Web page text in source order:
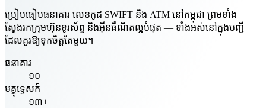
ប្រៀបធៀបធនាគារ លេខកូដ SWIFT និង ATM នៅកម្ពុជា ព្រមទាំង
ស្វែងរកក្រុមហ៊ុនទូរស័ព្ទ និងអ៊ីនធឺណិតល្អបំផុត — ទាំងអស់នៅក្នុងបញ្ជី
ដែលគួរឱ្យទុកចិត្តតែមួយ។
ធនាគារ
១០
មគ្គុទ្ទេសក៍
១៣+